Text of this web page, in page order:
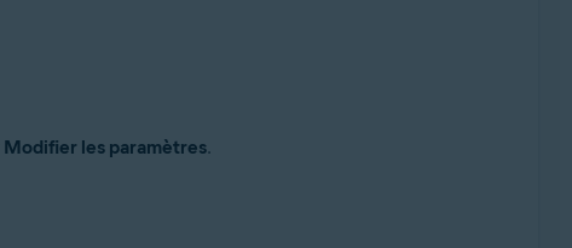
Modifier les paramètres.